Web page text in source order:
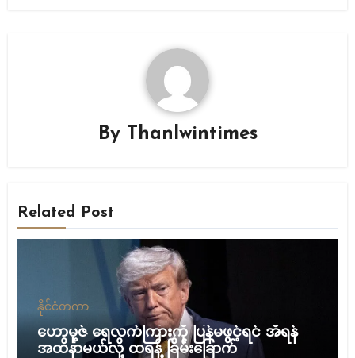
By Thanlwintimes
Related Post
နိုင်ငံတကာ
ဟောမု့ဇ် ရေလက်ကြားကို ပြန်မဖွင့်ရင် အီရန်
အထိနာမယ်လို့ ထရန့် ခြိမ်းခြောက်